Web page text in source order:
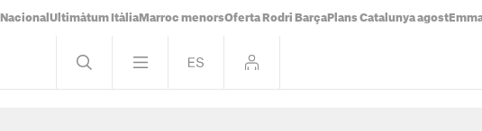
Ultimàtum Itàlia Marroc menorsOferta Rodri Barça Plans Catalunya agost